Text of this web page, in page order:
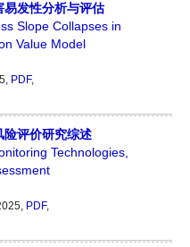
易发性分析与评估
Slope Collapses in
Value Model
PDF,
险评价研究综述
Technologies,
PDF,